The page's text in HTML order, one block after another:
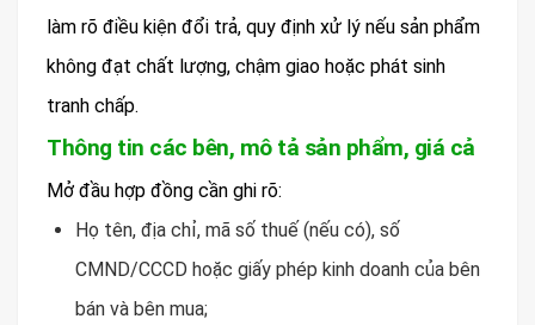
làm rõ điều kiện đổi trả, quy định xử lý nếu sản phẩm
không đạt chất lượng, chậm giao hoặc phát sinh
tranh chấp.
Thông tin các bên, mô tả sản phẩm, giá cả
Mở đầu hợp đồng cần ghi rõ:
Họ tên, địa chỉ, mã số thuế (nếu có), số
CMND/CCCD hoặc giấy phép kinh doanh của bên
bán và bên mua;